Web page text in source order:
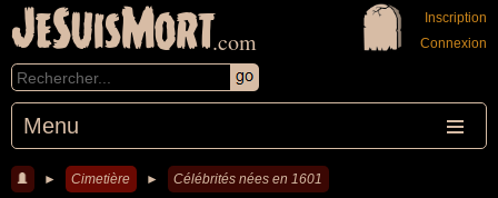
JeSuisMort.com
Menu
Inscription
Connexion
► Cimetière ► Célébrités nées en 1601